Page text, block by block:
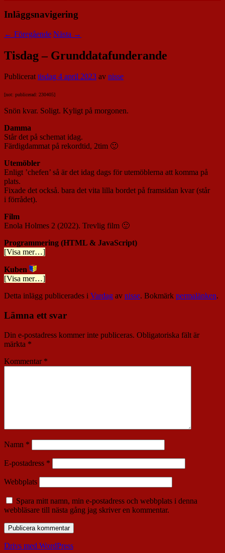
Inläggsnavigering
← Föregående Nästa →
Tisdag – Grunddatafunderande
Publicerattisdag 4 april 2023 av nisse
[not: publicerad: 230405]
Snön kvar. Soligt. Kyligt på morgonen.
Damma
Står det på schemat idag.
Färdigdammat på rekordtid, 2tim 🙂
Utemöbler
Enligt ’chefen’ så är det idag dags för utemöblerna att komma på
plats.
Fixade det också. bara det vita lilla bordet på framsidan kvar (står
i förrådet).
Film
Enola Holmes 2 (2022). Trevlig film 🙂
Programmering (HTML & JavaScript)
[Visa mer…]
Kuben
[Visa mer…]
Detta inlägg publicerades i Vardag av nisse. Bokmärk permalänken.
Lämna ett svar
Din e-postadress kommer inte publiceras. Obligatoriska fält är
märkta *
Kommentar *
Namn *
E-postadress *
Webbplats
Spara mitt namn, min e-postadress och webbplats i denna
webbläsare till nästa gång jag skriver en kommentar.
Drivs med WordPress